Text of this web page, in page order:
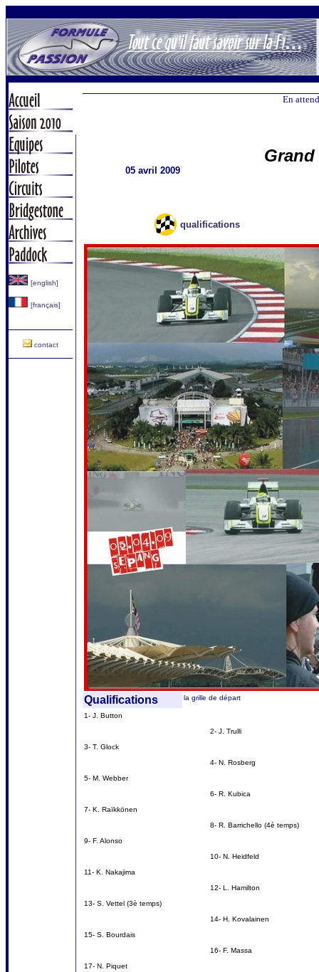
[english]
[français]
contact
En
05 avril 2009
qualifications
Qualifications la grille de départ
1- J. Button
2- J. Trulli
3- T. Glock
4- N. Rosberg
5- M. Webber
6- R. Kubica
7- K. Raïkkönen
8- R. Barrichello (4è temps)
9- F. Alonso
10- N. Heidfeld
11- K. Nakajima
12- L. Hamilton
13- S. Vettel (3è temps)
14- H. Kovalainen
15- S. Bourdais
16- F. Massa
17- N. Piquet